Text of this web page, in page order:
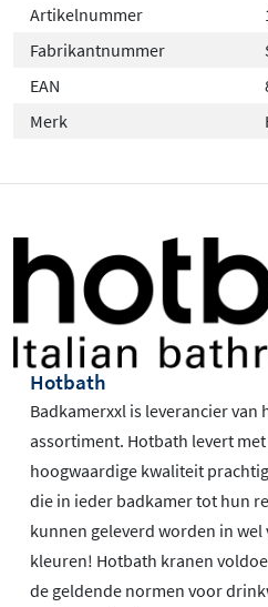
Artikelnummer
Fabrikantnummer
EAN
Merk
Hotbath
Badkamerxxl is leverancier van
assortiment. Hotbath levert
hoogwaardige kwaliteit
die in ieder badkamer tot hun
kunnen geleverd worden in
kleuren! Hotbath kranen
de geldende normen voor